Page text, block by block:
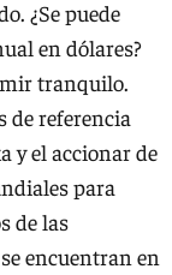
¿Se puede
en dólares?
tranquilo.
de referencia
y el accionar de
para
de las
encuentran en